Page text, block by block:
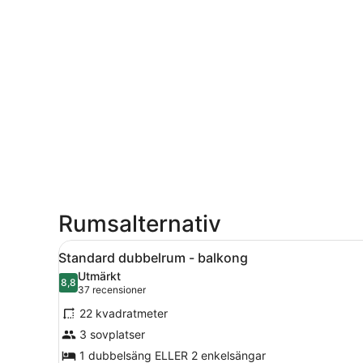
Rumsalternativ
Öppna
alla
foton
för
Standard
dubbelrum
Ett hotellrum med en stor
4
Standard dubbelrum - balkong
8,88,8 av 10
Utmärkt
37 recensioner
(37 recensioner)
22 kvadratmeter
3 sovplatser
1 dubbelsäng ELLER 2 enkelsängar